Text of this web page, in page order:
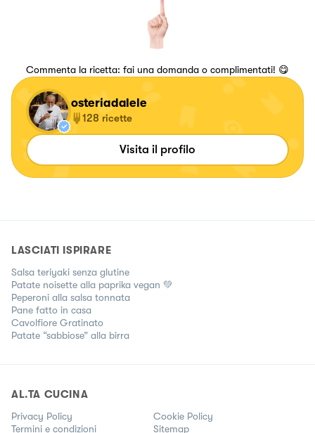
Commenta la ricetta: fai una domanda o complimentati! 😋
osteriadalele
128 ricette
Visita il profilo
LASCIATI ISPIRARE
Salsa teriyaki senza glutine
Patate noisette alla paprika vegan 💚
Peperoni alla salsa tonnata
Pane fatto in casa
Cavolfiore Gratinato
Patate “sabbiose” alla birra
AL.TA CUCINA
Privacy Policy
Cookie Policy
Termini e condizioni
Sitemap